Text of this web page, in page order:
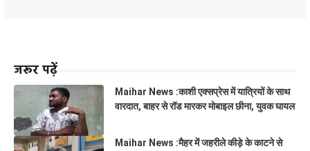
जरूर पढ़ें
Maihar News :काशी एक्सप्रेस में यात्रियों के साथ
वारदात, बाहर से रॉड मारकर मोबाइल छीना, युवक घायल
Maihar News :मैहर में जहरीले कीड़े के काटने से